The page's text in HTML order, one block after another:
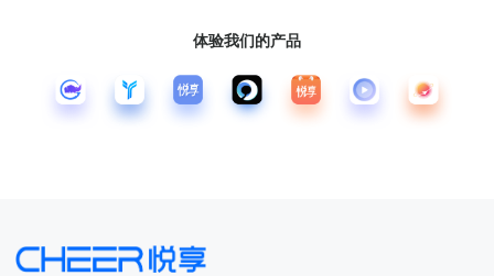
体验我们的产品